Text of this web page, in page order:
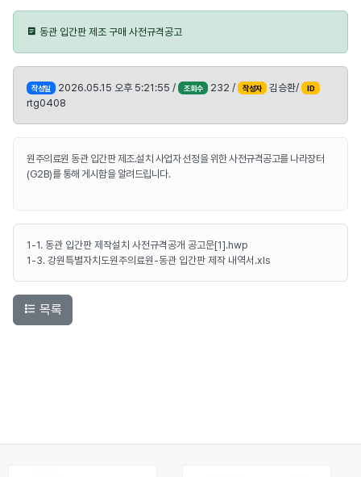
동관 입간판 제조 구매 사전규격공고
작성일 2026.05.15 오후 5:21:55 / 조회수 232 / 작성자 김승환/ ID
rtg0408
원주의료원 동관 입간판 제조.설치 사업자 선정을 위한 사전규격공고를 나라장터
(G2B)를 통해 게시함을 알려드립니다.
1-1. 동관 입간판 제작설치 사전규격공개 공고문[1].hwp
1-3. 강원특별자치도원주의료원-동관 입간판 제작 내역서.xls
목록